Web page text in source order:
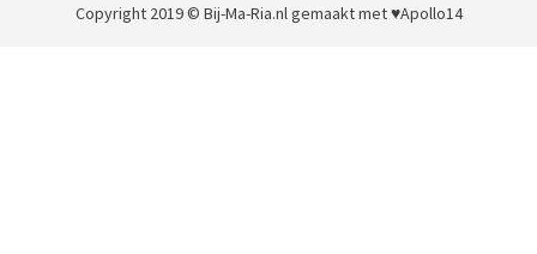
Copyright 2019 © Bij-Ma-Ria.nl gemaakt met ♥Apollo14